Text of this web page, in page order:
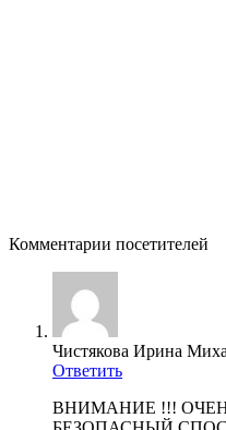
Комментарии посетителей
Чистякова Ирина
Ответить
ВНИМАНИЕ !!!